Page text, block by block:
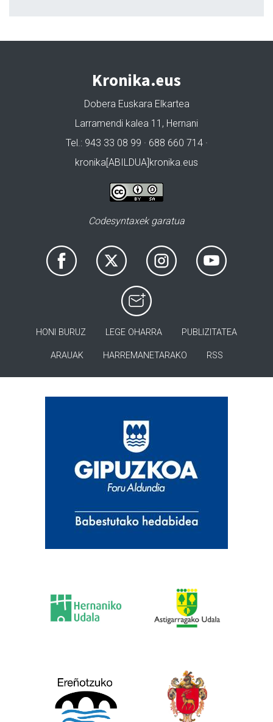
Kronika.eus
Dobera Euskara Elkartea
Larramendi kalea 11, Hernani
Tel.: 943 33 08 99 · 688 660 714 ·
kronika[ABILDUA]kronika.eus
Codesyntaxek garatua
HONI BURUZ LEGE OHARRA PUBLIZITATEA
ARAUAK HARREMANETARAKO RSS